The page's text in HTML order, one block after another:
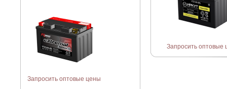
Запросить оптовые цены
Запросить оптовые